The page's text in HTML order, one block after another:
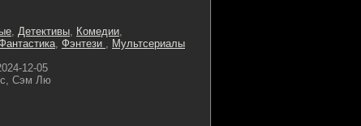
, Детективы, Комедии,
, Фэнтези , Мультсериалы
12-05
Сэм Лю